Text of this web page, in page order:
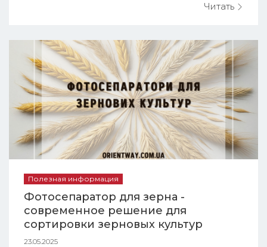
демонстрацией работы Фотосепараторов
сельскохозяйственных машин и
системотехники им. акад. П.Н. Василенко
Национального университета
биоресурсов и прир...
Читать
Полезная информация
Фотосепаратор для зерна -
современное решение для
сортировки зерновых культур
23.05.2025